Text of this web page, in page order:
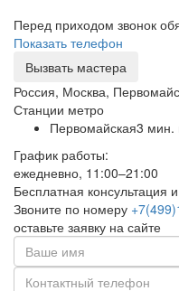
Перед приходом звонок
Показать телефон
Вызвать мастера
Россия, Москва,
Станции метро
Первомайская3 мин.
График работы:
ежедневно, 11:00–21:00
Бесплатная консультация
Звоните по номеру
оставьте заявку на сайте